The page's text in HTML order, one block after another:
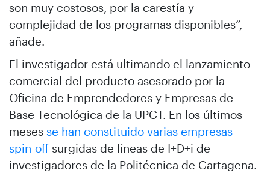
son muy costosos, por la carestía y
complejidad de los programas disponibles”,
añade.
El investigador está ultimando el lanzamiento
comercial del producto asesorado por la
Oficina de Emprendedores y Empresas de
Base Tecnológica de la UPCT. En los últimos
meses se han constituido varias empresas
spin-off surgidas de líneas de I+D+i de
investigadores de la Politécnica de Cartagena.